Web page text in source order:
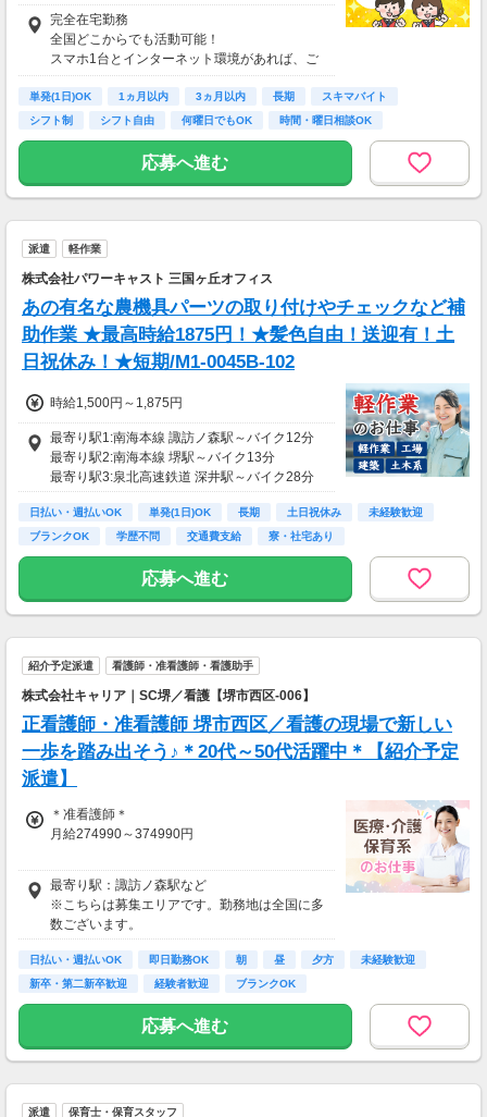
酬基準となります
【収入例】
■事務職Aさん（週3日・月50時間程度）
月収8万円～15万円
月収15万円～25万円
■主婦Cさん（月100時間程度）
月収20万円以上
現在活躍中のライバーの多くは会社員や主婦の
方。
本業や家庭と両立しながら副業として活動され
ています。
完全在宅勤務
全国どこからでも活動可能！
スマホ1台とインターネット環境があれば、ご
自宅からスタートできます。
通勤時間ゼロだから、本業やプライベートとの
両立もラクラク♪
単発(1日)OK 1ヵ月以内 3ヵ月以内 長期
スキマバイト
シフト制
シフト自由 何曜日でもOK 時間・曜日相談OK
応募へ進む
派遣 軽作業
株式会社パワーキャスト 三国ヶ丘オフィス
あの有名な農機具パーツの取り付けやチェックなど補
助作業 ★最高時給1875円！★髪色自由！送迎有！土
日祝休み！★短期/M1-0045B-102
時給1,500円～1,875円
最寄り駅1:南海本線 諏訪ノ森駅～バイク12分
最寄り駅2:南海本線 堺駅～バイク13分
最寄り駅3:泉北高速鉄道 深井駅～バイク28分
日払い・週払いOK 単発(1日)OK 長期 土日祝休み
未経験歓迎
ブランクOK
学歴不問 交通費支給 寮・社宅あり
応募へ進む
紹介予定派遣 看護師・准看護師・看護助手
株式会社キャリア｜SC堺／看護【堺市西区-006】
正看護師・准看護師 堺市西区／看護の現場で新しい
一歩を踏み出そう♪＊20代～50代活躍中＊【紹介予定
派遣】
＊准看護師＊
月給274990～374990円
＊正看護師＊
月給289463～389463円
最寄り駅：諏訪ノ森駅など
※こちらは募集エリアです。勤務地は全国に多
数ございます。
日払い・週払いOK 即日勤務OK 朝 昼 夕方
未経験歓迎
新卒・第二新卒歓迎
経験者歓迎 ブランクOK
応募へ進む
派遣 保育士・保育スタッフ